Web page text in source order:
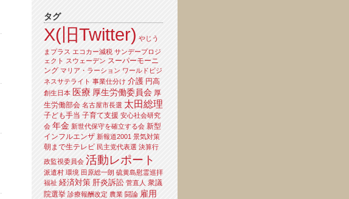
タグ
X(旧Twitter) やじう
まプラス エコカー減税 サンデープロジ
ェクト スウェーデン スーパーモーニ
ング マリア・ラーション ワールドビジ
ネスサテライト 事業仕分け 介護 円高
創生日本 医療 厚生労働委員会 厚
生労働部会 名古屋市長選 太田総理
子ども手当 子育て支援 安心社会研究
会 年金 新世代保守を確立する会 新型
インフルエンザ 新報道2001 景気対策
朝まで生テレビ 民主党代表選 決算行
政監視委員会 活動レポート
派遣村 環境 田原総一朗 硫黄島慰霊巡拝
福祉 経済対策 肝炎訴訟 菅直人 衆議
院選挙 診療報酬改定 農業 闘論 雇用